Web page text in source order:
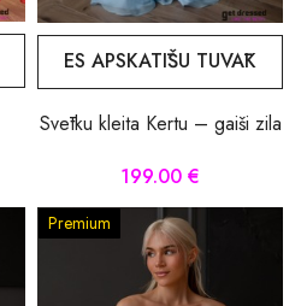
ES APSKATĪŠU TUVĀK
Svētku kleita Kertu – gaiši zila
199.00 €
Premium